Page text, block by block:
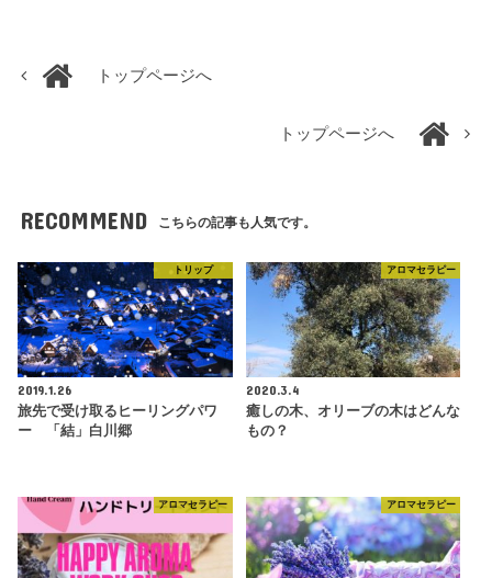
トップページへ
トップページへ
RECOMMEND こちらの記事も人気です。
トリップ
2019.1.26
旅先で受け取るヒーリングパワ
ー 「結」白川郷
アロマセラピー
2020.3.4
癒しの木、オリーブの木はどんな
もの？
アロマセラピー アロマセラピー